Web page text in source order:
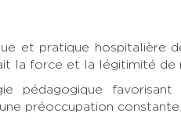
et pratique hospitalière
la force et la légitimité de
pédagogique
préoccupation constante.